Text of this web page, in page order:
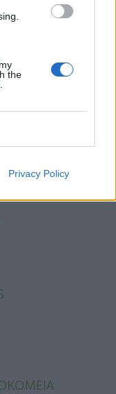
the
Privacy Policy